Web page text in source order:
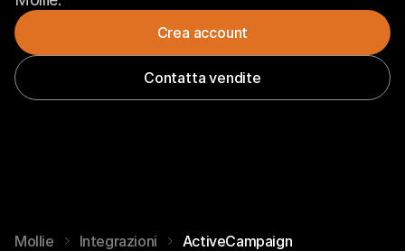
Crea account
Contatta vendite
Mollie Integrazioni ActiveCampaign